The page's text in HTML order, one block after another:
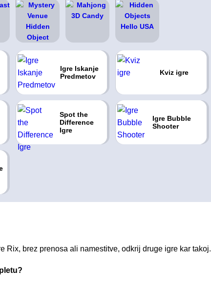
Igre Iskanje
Predmetov
Kviz igre
Spot the
Difference
Igre
Igre Bubble
Shooter
Rix, brez prenosa ali namestitve, odkrij druge igre kar takoj.